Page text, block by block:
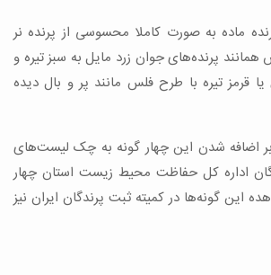
ماده به صورت کاملا محسوسی از پرنده‌ نر
پرنده‌های جوان زرد مایل به سبز تیره و
قرمز تیره با طرح فلس مانند پر و بال دیده
اضافه شدن این چهار گونه به چک لیست‌های
اداره کل حفاظت محیط زیست استان چهار
این گونه‌ها در کمیته ثبت پرندگان ایران نیز